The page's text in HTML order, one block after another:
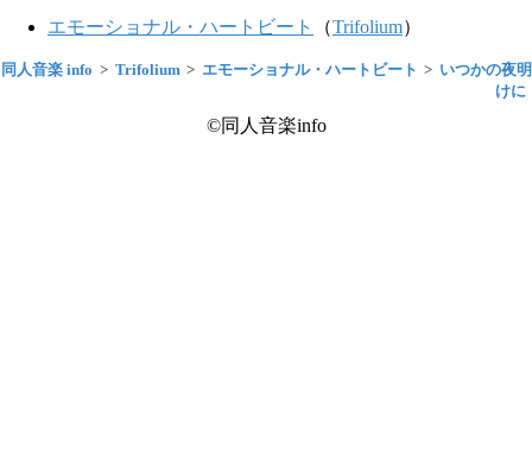
エモーショナル・ハートビート （Trifolium）
同人音楽 info Trifolium エモーショナル・ハートビート
いつかの夜明
けに
©同人音楽info